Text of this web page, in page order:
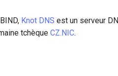
Knot DNS est un serveur
tchèque CZ.NIC.